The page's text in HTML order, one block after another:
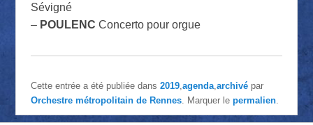
Sévigné
– POULENC Concerto pour orgue
Cette entrée a été publiée dans 2019, agenda, archivépar
Orchestre métropolitain de Rennes. Marquer le permalien.